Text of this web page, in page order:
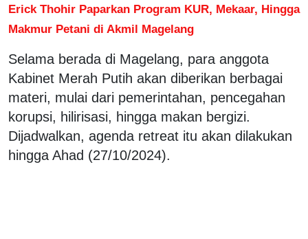
Erick Thohir Paparkan Program KUR, Mekaar, Hingga
Makmur Petani di Akmil Magelang
Selama berada di Magelang, para anggota
Kabinet Merah Putih akan diberikan berbagai
materi, mulai dari pemerintahan, pencegahan
korupsi, hilirisasi, hingga makan bergizi.
Dijadwalkan, agenda retreat itu akan dilakukan
hingga Ahad (27/10/2024).